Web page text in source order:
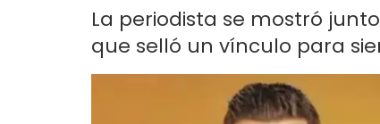
La periodista se mostró
que selló un vínculo para